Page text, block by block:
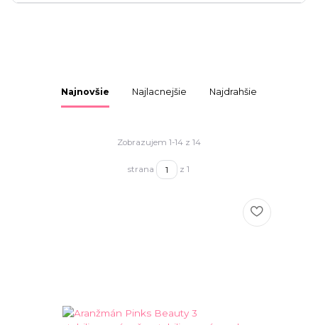
Najnovšie Najlacnejšie Najdrahšie
Zobrazujem 1-14 z 14
strana z 1